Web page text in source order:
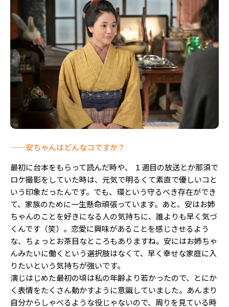
新規会員登録・ログイン
——安ちゃんはどんなコですか？
最初に台本をもらって読んだ時や、 １週目の放送とか那須で
ロケ撮影をしていた時は、元気で明るくて素直で優しいコと
いう印象だったんです。でも、環という守るべき存在ができ
て、家族のために一生懸命頑張っています。あと、安はお姉
ちゃんのことを好きになる人の気持ちに、誰よりも早く気づ
くんです（笑）。恋愛に興味があることを感じさせるよう
な、ちょっとお茶目なところもありますね。安にはお姉ちゃ
んみたいに働くという選択肢はなくて、早く幸せな家庭に入
りたいという気持ちが強いです。
演じはじめた最初の頃は私の年齢より若かったので、とにか
く表情をたくさん動かすように意識していました。あんまり
自分からしゃべるような役じゃないので、周りを見ている時